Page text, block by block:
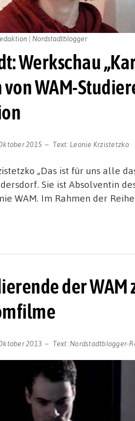
Werkschau
WAM-
2015 Text:Leonie Krzistetzko
| Nordstadtblogger
„Das ist für uns alle
Sie ist Absolventin
WAM. Im Rahmen der
der WAM
2013 Text: Nordstadtblogger-